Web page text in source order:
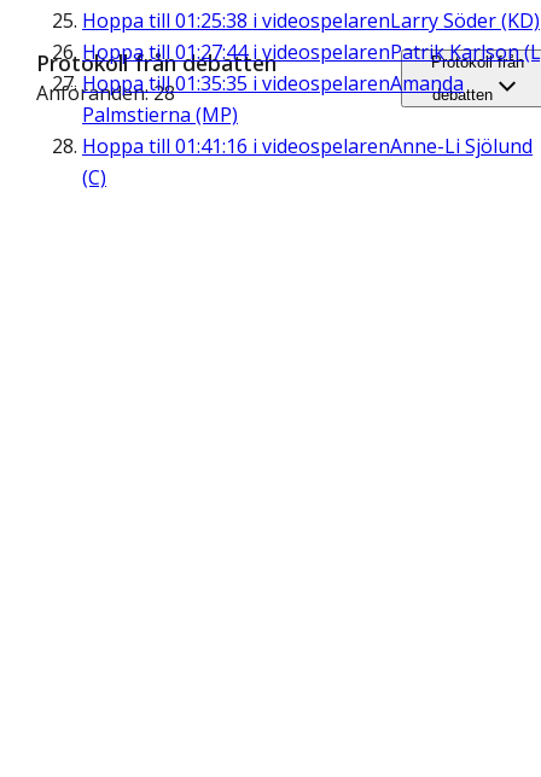
Hoppa till 01:25:38 i videospelarenLarry Söder (KD)
Hoppa till 01:27:44i videospelarenPatrik Karlson
Hoppa till01:35:35 i videospelarenAmanda
Palmstierna (MP)
Hoppa till 01:41:16 i videospelarenAnne-Li Sjölund
(C)
Protokoll från debatten
Anföranden: 28
Protokoll från
debatten